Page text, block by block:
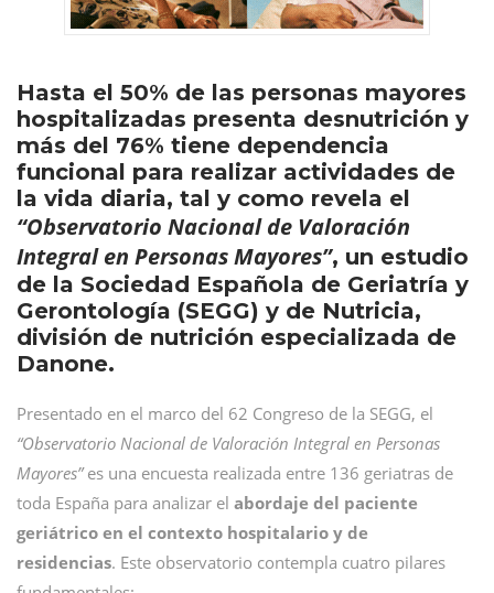
Hasta el 50% de las personas mayores
hospitalizadas presenta desnutrición y
más del 76% tiene dependencia
funcional para realizar actividades de
la vida diaria, tal y como revela el
“Observatorio Nacional de Valoración
Integral en Personas Mayores”, un estudio
de la Sociedad Española de Geriatría y
Gerontología (SEGG) y de Nutricia,
división de nutrición especializada de
Danone.
Presentado en el marco del 62 Congreso de la SEGG, el
“Observatorio Nacional de Valoración Integral en Personas
Mayores”es una encuesta realizada entre 136 geriatras de
toda España para analizar el abordaje del paciente
geriátrico en el contexto hospitalario y de
residencias. Este observatorio contempla cuatro pilares